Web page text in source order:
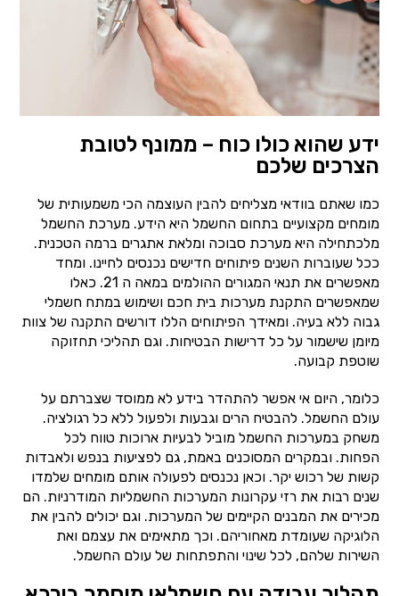
ידע שהוא כולו כוח – ממונף לטובת
הצרכים שלכם
כמו שאתם בוודאי מצליחים להבין העוצמה הכי משמעותית של
מומחים מקצועיים בתחום החשמל היא הידע. מערכת החשמל
מלכתחילה היא מערכת סבוכה ומלאת אתגרים ברמה הטכנית.
ככל שעוברות השנים פיתוחים חדישים נכנסים לחיינו. ומחד
מאפשרים את תנאי המגורים ההולמים במאה ה 21. כאלו
שמאפשרים התקנת מערכות בית חכם ושימוש במתח חשמלי
גבוה ללא בעיה. ומאידך הפיתוחים הללו דורשים התקנה של צוות
מיומן שישמור על כל דרישות הבטיחות. וגם תהליכי תחזוקה
שוטפת קבועה.
כלומר, היום אי אפשר להתהדר בידע לא ממוסד שצברתם על
עולם החשמל. להבטיח הרים וגבעות ולפעול ללא כל רגולציה.
משחק במערכות החשמל מוביל לבעיות ארוכות טווח לכל
הפחות. ובמקרים המסוכנים באמת, גם לפציעות בנפש ולאבדות
קשות של רכוש יקר. וכאן נכנסים לפעולה אותם מומחים שלמדו
שנים רבות את רזי עקרונות המערכות החשמליות המודרניות. הם
מכירים את המבנים הקיימים של המערכות. וגם יכולים להבין את
הלוגיקה שעומדת מאחוריהם. וכך מתאימים את עצמם ואת
השירות שלהם, לכל שינוי והתפתחות של עולם החשמל.